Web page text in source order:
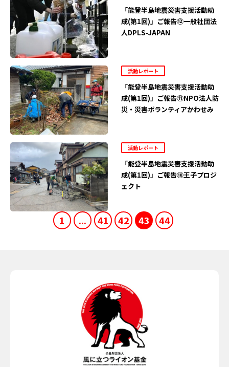
「能登半島地震災害支援活動助
成(第1回)」ご報告⑫一般社団法
人DPLS-JAPAN
活動レポート
「能登半島地震災害支援活動助
成(第1回)」ご報告⑪NPO法人防
災・災害ボランティアかわせみ
活動レポート
「能登半島地震災害支援活動助
成(第1回)」ご報告⑩王子プロジ
ェクト
1 ... 41 42 43 44